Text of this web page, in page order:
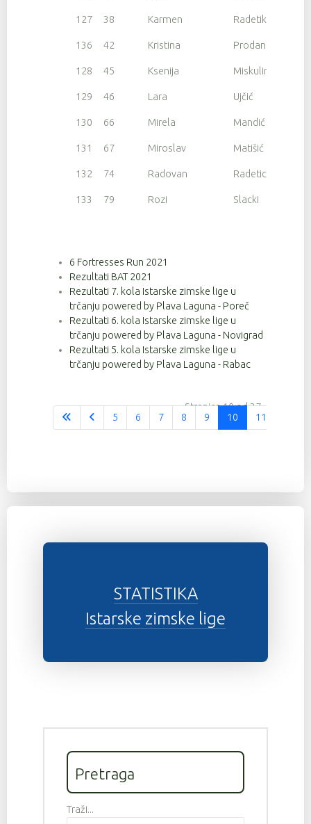
127 38 Karmen Radetikio
136 42 Kristina Prodan
128 45 Ksenija Miskulin Vilotic
129 46 Lara Ujčić
130 66 Mirela Mandić
131 67 Miroslav Matišić
132 74 Radovan Radetic
133 79 Rozi Slacki
6 Fortresses Run 2021
Rezultati BAT 2021
Rezultati 7. kola Istarske zimske lige u
trčanju powered by Plava Laguna - Poreč
Rezultati 6. kola Istarske zimske lige u
trčanju powered by Plava Laguna - Novigrad
Rezultati 5. kola Istarske zimske lige u
trčanju powered by Plava Laguna - Rabac
Stranica 10 od 37
5
6 7 8 9 10 11
STATISTIKA
Istarske zimske lige
Pretraga
Traži...